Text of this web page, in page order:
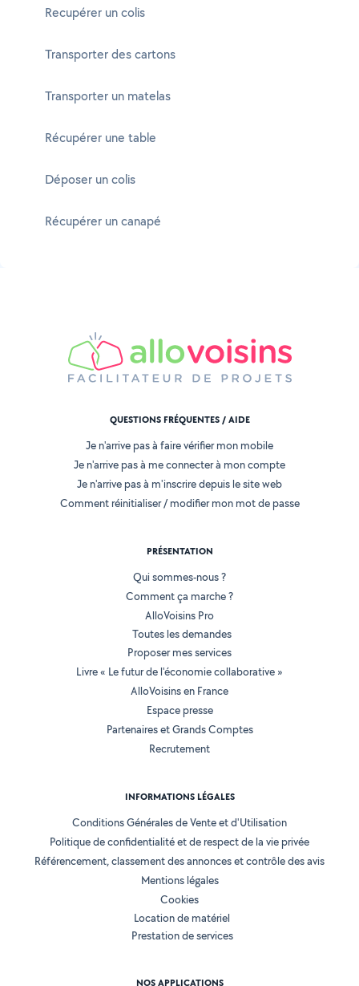
Recupérer un colis
Transporter des cartons
Transporter un matelas
Récupérer une table
Déposer un colis
Récupérer un canapé
QUESTIONS FRÉQUENTES / AIDE
Je n'arrive pas à faire vérifier mon mobile
Je n'arrive pas à me connecter à mon compte
Je n'arrive pas à m'inscrire depuis le site web
Comment réinitialiser / modifier mon mot de passe
PRÉSENTATION
Qui sommes-nous ?
Comment ça marche ?
AlloVoisins Pro
Toutes les demandes
Proposer mes services
Livre « Le futur de l'économie collaborative »
AlloVoisins en France
Espace presse
Partenaires et Grands Comptes
Recrutement
INFORMATIONS LÉGALES
Conditions Générales de Vente et d'Utilisation
Politique de confidentialité et de respect de la vie privée
Référencement, classement des annonces et contrôle des avis
Mentions légales
Cookies
Location de matériel
Prestation de services
NOS APPLICATIONS